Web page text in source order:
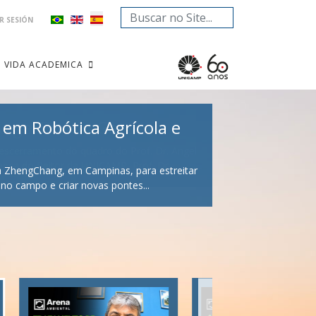
SESIÓN Buscar...
VIDA ACADEMICA
Robótica Agrícola e
em Campinas, para estreitar
campo e criar novas pontes...
Agricultura de Precisão
UPA 2026
Programa de Pesquisador de
coletivo negro “A Voz do
e de representantes da
consórcio